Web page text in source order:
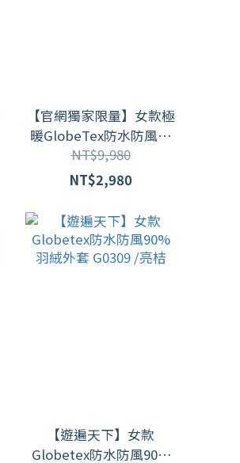
【官網獨家限量】女款極
暖GlobeTex防水防風保
暖顯瘦羽絨外套GJ23036
/ 特別色
NT$9,980
NT$2,980
【遊遍天下】女款
Globetex防水防風90%